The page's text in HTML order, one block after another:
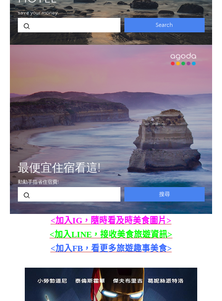
<加入IG，隨時看及時美食圖片>
<加入LINE，接收美食旅遊資訊>
<加入FB，看更多旅遊趣事美食>